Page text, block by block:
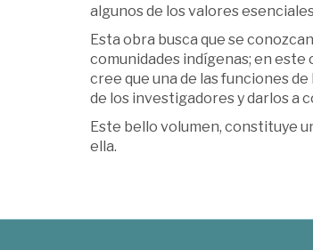
algunos de los valores
Esta obra busca que se
comunidades indígenas; en este
cree que una de las funciones
de los investigadores y darlos a
Este bello volumen, constituye
ella.